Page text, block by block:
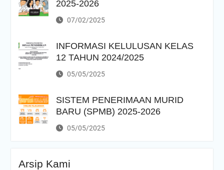
2025-2026
07/02/2025
INFORMASI KELULUSAN KELAS
12 TAHUN 2024/2025
05/05/2025
SISTEM PENERIMAAN MURID
BARU (SPMB) 2025-2026
05/05/2025
Arsip Kami